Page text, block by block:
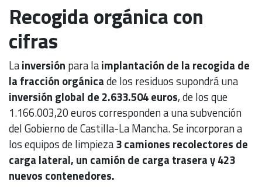
Recogida orgánica con
cifras
Lainversión para laimplantación de la recogida de
la fracción orgánicade los residuos supondrá una
inversión global de 2.633.504euros, de los que
1.166.003,20 euros corresponden a una subvención
del Gobierno de Castilla-La Mancha. Se incorporan a
los equipos de limpieza3 camiones recolectores de
carga lateral, un camión de carga trasera y 423
nuevos contenedores.